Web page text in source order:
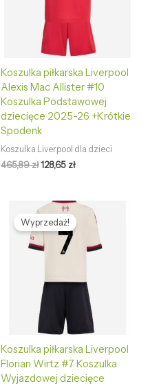
Koszulka piłkarska Liverpool
Alexis Mac Allister #10
Koszulka Podstawowej
dziecięce 2025-26 +Krótkie
Spodenk
Koszulka Liverpool dla dzieci
465,89zł128,65 zł
Wyprzedaż!
Koszulka piłkarska Liverpool
Florian Wirtz #7 Koszulka
Wyjazdowej dziecięce
Pierwotna
cena
wynosiła:
465,89 zł.
Aktualna
cena
wynosi:
128,65 zł.